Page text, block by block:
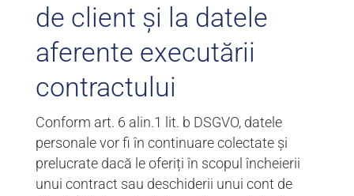
de client și la datele
aferente executării
contractului
Conform art. 6 alin.1 lit. b DSGVO, datele
personale vor fi în continuare colectate și
prelucrate dacă le oferiți în scopul încheierii
unui contract sau deschiderii unui cont de